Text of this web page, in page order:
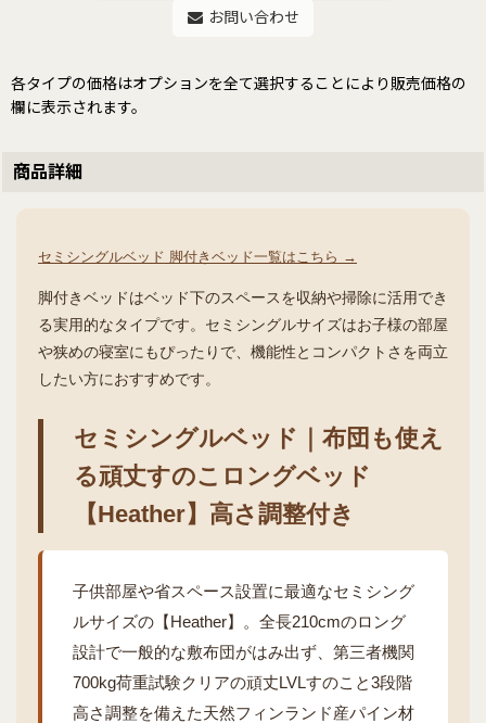
お問い合わせ
各タイプの価格はオプションを全て選択することにより販売価格の
欄に表示されます。
商品詳細
セミシングルベッド 脚付きベッド一覧はこちら →
脚付きベッドはベッド下のスペースを収納や掃除に活用でき
る実用的なタイプです。セミシングルサイズはお子様の部屋
や狭めの寝室にもぴったりで、機能性とコンパクトさを両立
したい方におすすめです。
セミシングルベッド｜布団も使え
る頑丈すのこロングベッド
【Heather】高さ調整付き
子供部屋や省スペース設置に最適なセミシング
ルサイズの【Heather】。全長210cmのロング
設計で一般的な敷布団がはみ出ず、第三者機関
700kg荷重試験クリアの頑丈LVLすのこと3段階
高さ調整を備えた天然フィンランド産パイン材